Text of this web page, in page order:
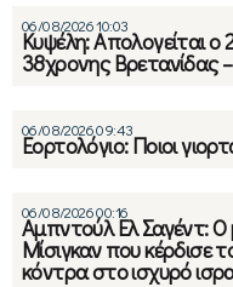
06/08/2026 10:03
Κυψέλη: Απολογείται
38χρονης Βρετανίδας –
06/08/2026 09:43
Εορτολόγιο: Ποιοι
06/08/2026 00:16
Αμπντούλ Ελ Σαγέντ:
Μίσιγκαν που κέρδισε
κόντρα στο ισχυρό